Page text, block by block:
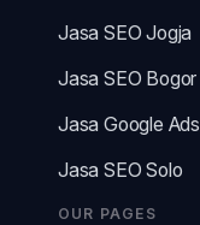
Jasa SEO Jogja
Jasa SEO Bogor
Jasa Google Ads
Jasa SEO Solo
OUR PAGES